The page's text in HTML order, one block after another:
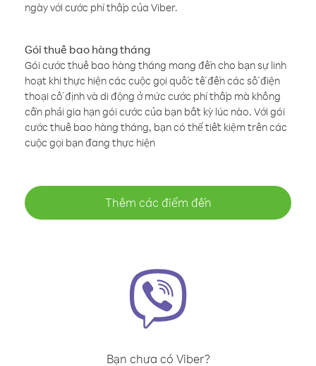
ngày với cước phí thấp của Viber.
Gói thuê bao hàng tháng
Gói cước thuê bao hàng tháng mang đến cho bạn sự linh
hoạt khi thực hiện các cuộc gọi quốc tế đến các số điện
thoại cố định và di động ở mức cước phí thấp mà không
cần phải gia hạn gói cước của bạn bất kỳ lúc nào. Với gói
cước thuê bao hàng tháng, bạn có thể tiết kiệm trên các
cuộc gọi bạn đang thực hiện
Thêm các điểm đến
Bạn chưa có Viber?